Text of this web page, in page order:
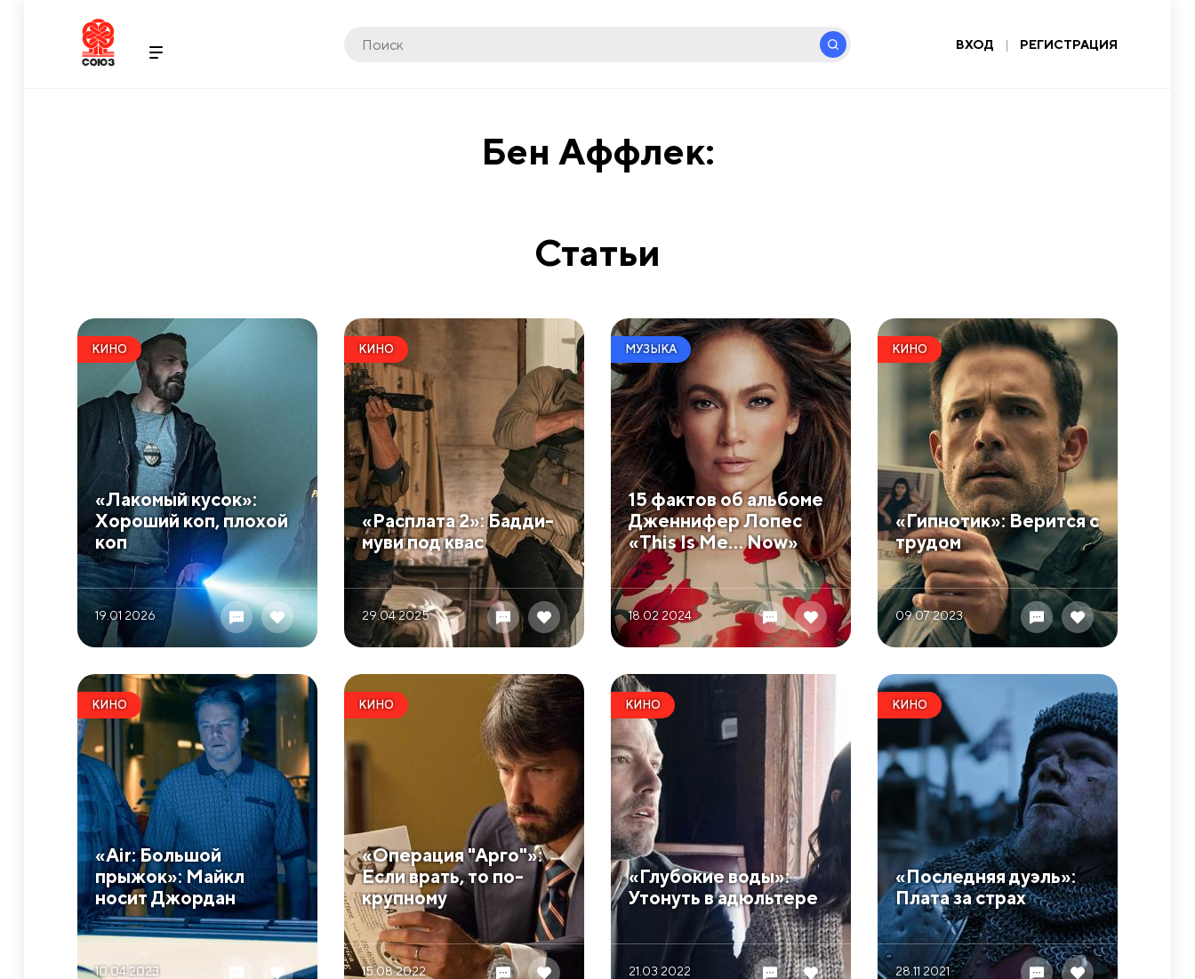
ВХОД | РЕГИСТРАЦИЯ
Бен Аффлек:
Статьи
КИНО
​«Лакомый кусок»:
Хороший коп, плохой
коп
19.01 2026
КИНО
​«Расплата 2»: Бадди-
муви под квас
29.04 2025
МУЗЫКА
​15 фактов об альбоме
Дженнифер Лопес
«This Is Me… Now»
18.02 2024
КИНО
​«Гипнотик»: Верится с
трудом
09.07 2023
КИНО
​«Air: Большой
прыжок»: Майкл
носит Джордан
10.04 2023
КИНО
​«Операция "Арго"»:
Если врать, то по-
крупному
15.08 2022
КИНО
​«Глубокие воды»:
Утонуть в адюльтере
21.03 2022
КИНО
​«Последняя дуэль»:
Плата за страх
28.11 2021